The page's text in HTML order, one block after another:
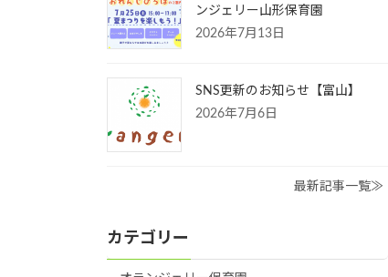
ンジェリー山形保育園
2026年7月13日
SNS更新のお知らせ【富山】
2026年7月6日
最新記事一覧≫
カテゴリー